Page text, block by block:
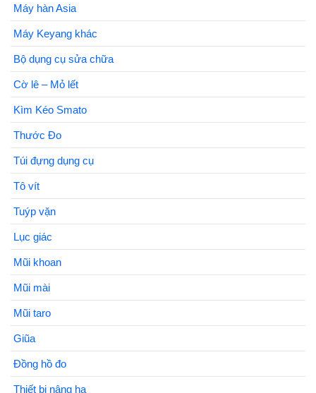
Máy hàn Asia
Máy Keyang khác
Bộ dụng cụ sửa chữa
Cờ lê – Mỏ lết
Kìm Kéo Smato
Thước Đo
Túi đựng dụng cụ
Tô vít
Tuýp vặn
Lục giác
Mũi khoan
Mũi mài
Mũi taro
Giũa
Đồng hồ đo
Thiết bị nâng hạ